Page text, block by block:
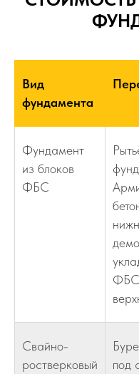
Вид
фундамента
Фундамент
из блоков
ФБС
Свайно-
ростверковый
под